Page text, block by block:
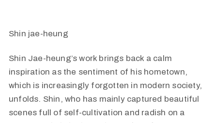
Shin jae-heung
Shin Jae-heung’s work brings back a calm
inspiration as the sentiment of his hometown,
which is increasingly forgotten in modern society,
unfolds. Shin, who has mainly captured beautiful
scenes full of self-cultivation and radish on a